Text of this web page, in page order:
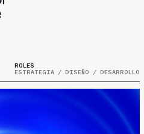
ROLES
ESTRATEGIA / DISEÑO / DESARROLLO